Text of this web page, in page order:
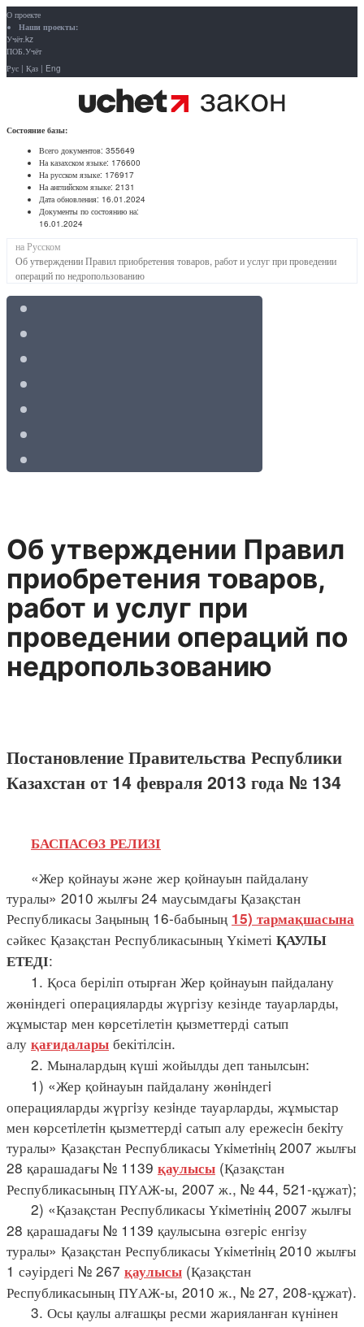
О проекте
Наши проекты:
Учёт.kz
ПОБ.Учёт
Рус | Қаз | Eng
Состояние базы:
Всего документов: 355649
На казахском языке: 176600
На русском языке: 176917
На английском языке: 2131
Дата обновления: 16.01.2024
Документы по состоянию на:
16.01.2024
на Русском
Об утверждении Правил приобретения товаров, работ и услуг при проведении
операций по недропользованию
Об утверждении Правил
приобретения товаров,
работ и услуг при
проведении операций по
недропользованию
Постановление Правительства Республики
Казахстан от 14 февраля 2013 года № 134
БАСПАСӨЗ РЕЛИЗІ
«Жер қойнауы және жер қойнауын пайдалану
туралы» 2010 жылғы 24 маусымдағы Қазақстан
Республикасы Заңының 16-бабының 15) тармақшасына
сәйкес Қазақстан Республикасының Үкіметі ҚАУЛЫ
ЕТЕДІ:
1. Қоса беріліп отырған Жер қойнауын пайдалану
жөніндегі операцияларды жүргізу кезінде тауарларды,
жұмыстар мен көрсетілетін қызметтерді сатып
алу қағидалары бекітілсін.
2. Мыналардың күші жойылды деп танылсын:
1) «Жер қойнауын пайдалану жөнiндегi
операцияларды жүргiзу кезiнде тауарларды, жұмыстар
мен көрсетiлетiн қызметтердi сатып алу ережесiн бекiту
туралы» Қазақстан Республикасы Үкiметiнiң 2007 жылғы
28 қарашадағы № 1139 қаулысы (Қазақстан
Республикасының ПҮАЖ-ы, 2007 ж., № 44, 521-құжат);
2) «Қазақстан Республикасы Үкiметiнiң 2007 жылғы
28 қарашадағы № 1139 қаулысына өзгерiс енгiзу
туралы» Қазақстан Республикасы Үкiметiнiң 2010 жылғы
1 сәуірдегі № 267 қаулысы (Қазақстан
Республикасының ПҮАЖ-ы, 2010 ж., № 27, 208-құжат).
3. Осы қаулы алғашқы ресми жарияланған күнінен